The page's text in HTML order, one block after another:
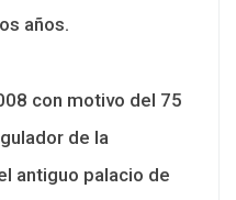
años.
con motivo del 75
de la
antiguo palacio de